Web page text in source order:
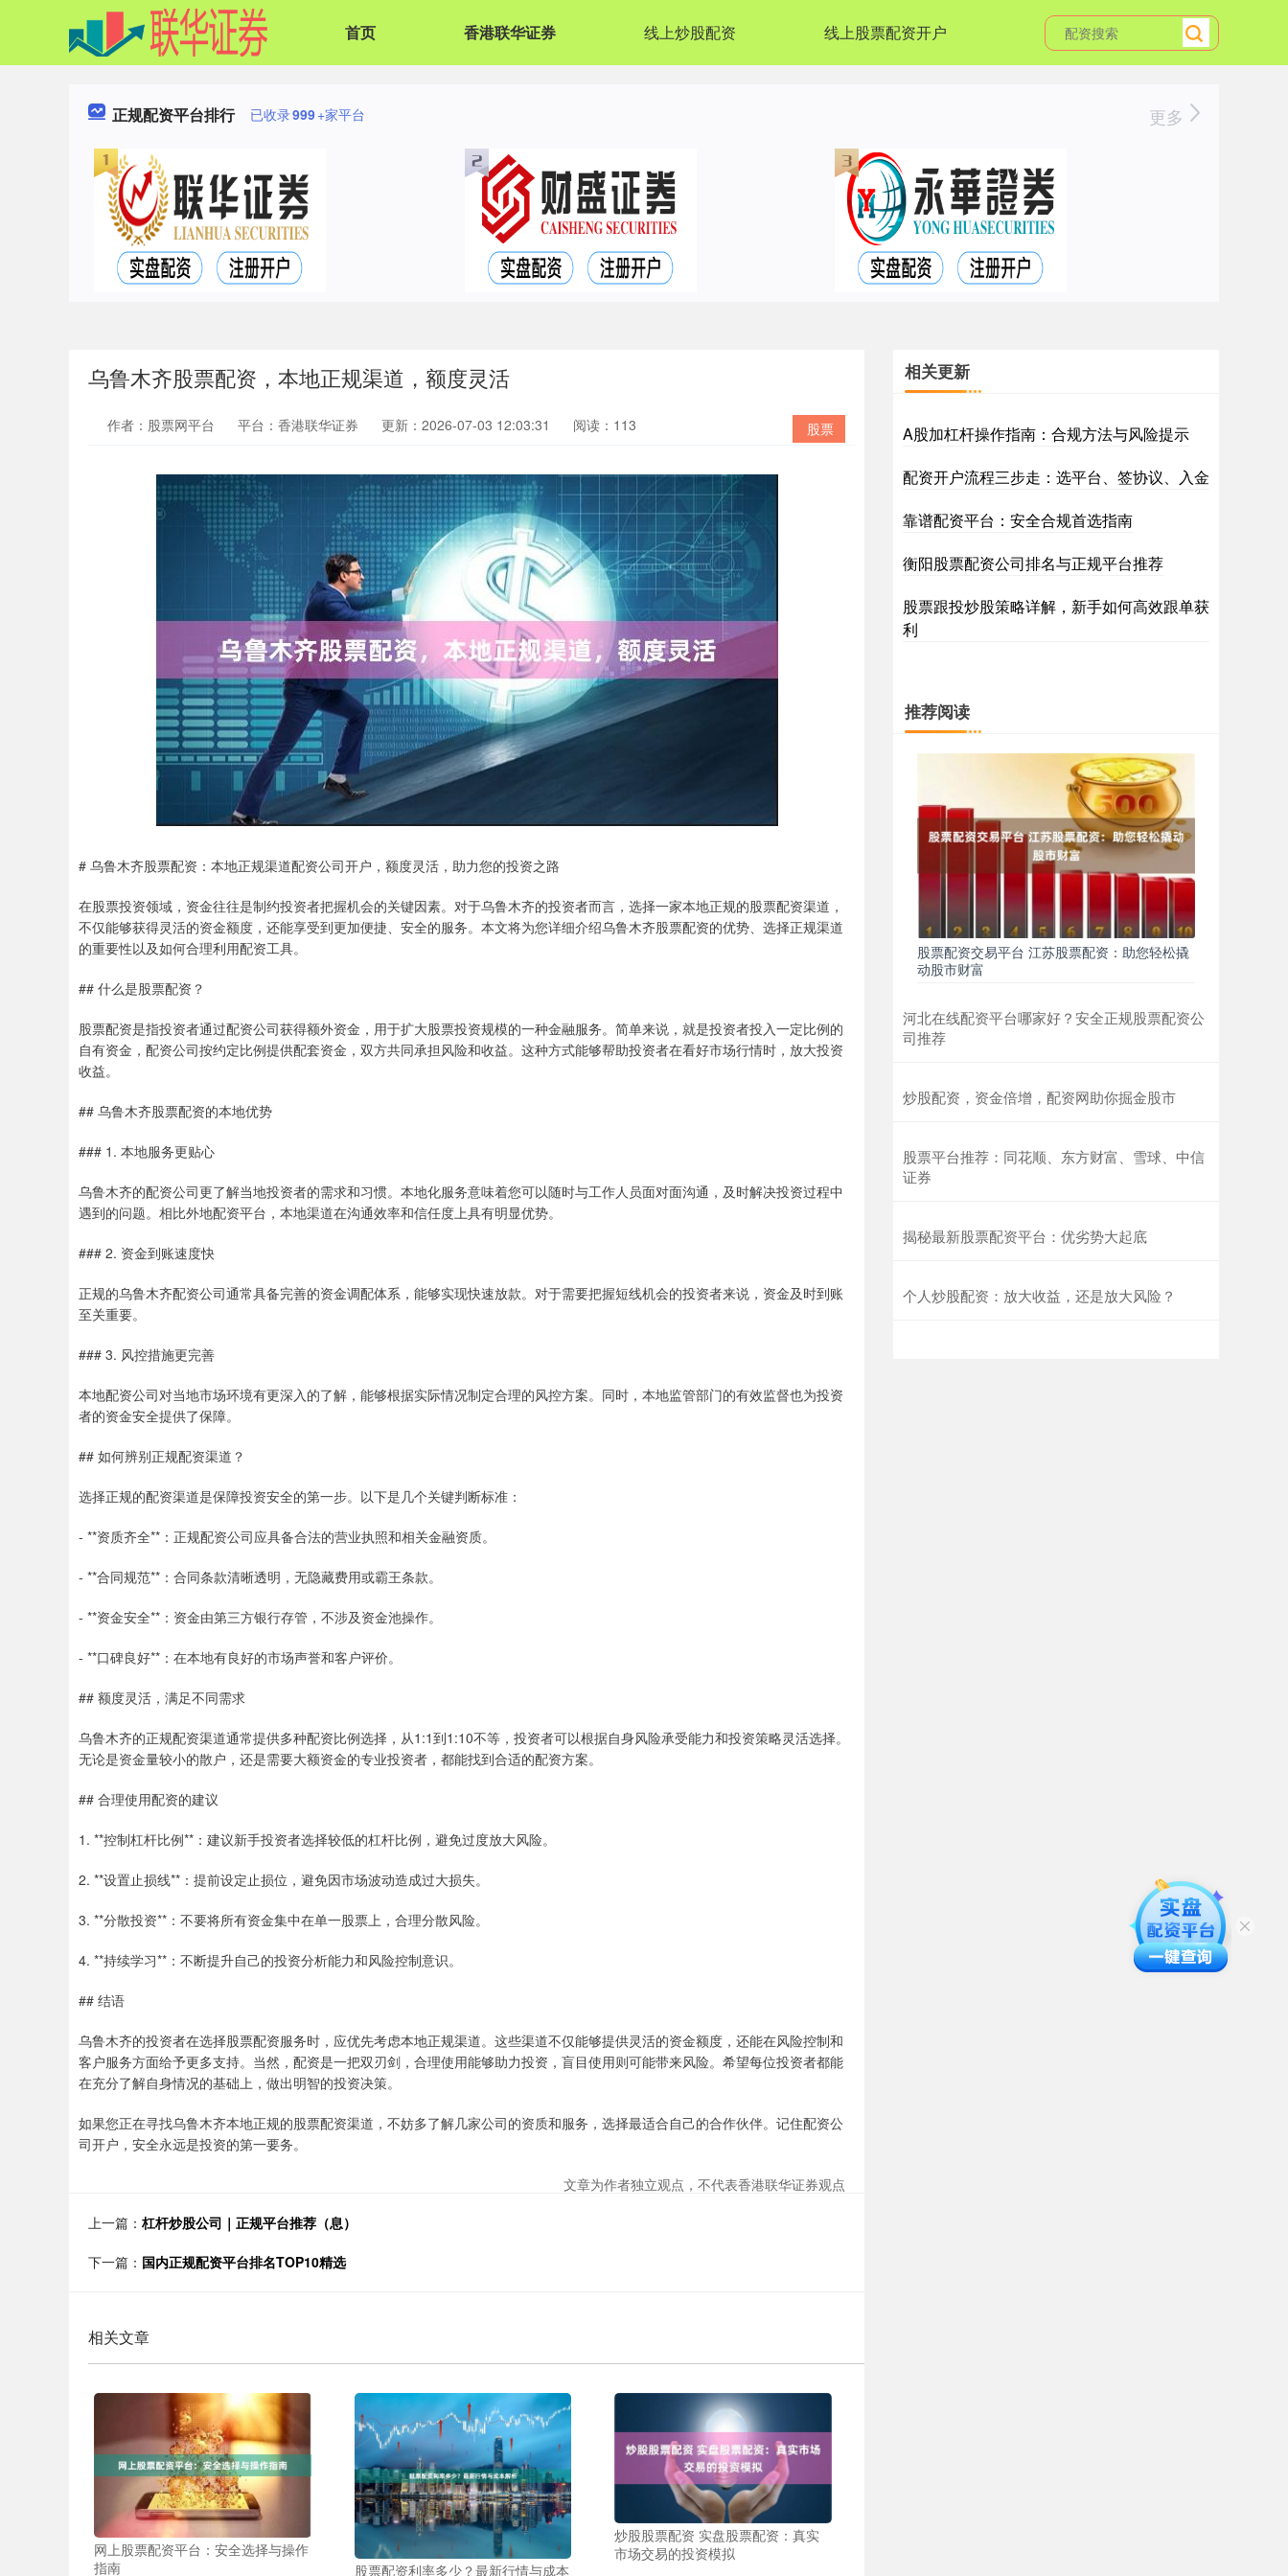
首页 香港联华证券 线上炒股配资 线上股票配资开户
正规配资平台排行 已收录999+家平台 更多
乌鲁木齐股票配资，本地正规渠道，额度灵活
股票
作者：股票网平台 平台：香港联华证券 更新：2026-07-03 12:03:31 阅读：113
# 乌鲁木齐股票配资：本地正规渠道配资公司开户，额度灵活，助力您的投资之路
在股票投资领域，资金往往是制约投资者把握机会的关键因素。对于乌鲁木齐的投资者而言，选择一家本地正规的股票配资渠道，
不仅能够获得灵活的资金额度，还能享受到更加便捷、安全的服务。本文将为您详细介绍乌鲁木齐股票配资的优势、选择正规渠道
的重要性以及如何合理利用配资工具。
## 什么是股票配资？
股票配资是指投资者通过配资公司获得额外资金，用于扩大股票投资规模的一种金融服务。简单来说，就是投资者投入一定比例的
自有资金，配资公司按约定比例提供配套资金，双方共同承担风险和收益。这种方式能够帮助投资者在看好市场行情时，放大投资
收益。
## 乌鲁木齐股票配资的本地优势
### 1. 本地服务更贴心
乌鲁木齐的配资公司更了解当地投资者的需求和习惯。本地化服务意味着您可以随时与工作人员面对面沟通，及时解决投资过程中
遇到的问题。相比外地配资平台，本地渠道在沟通效率和信任度上具有明显优势。
### 2. 资金到账速度快
正规的乌鲁木齐配资公司通常具备完善的资金调配体系，能够实现快速放款。对于需要把握短线机会的投资者来说，资金及时到账
至关重要。
### 3. 风控措施更完善
本地配资公司对当地市场环境有更深入的了解，能够根据实际情况制定合理的风控方案。同时，本地监管部门的有效监督也为投资
者的资金安全提供了保障。
## 如何辨别正规配资渠道？
选择正规的配资渠道是保障投资安全的第一步。以下是几个关键判断标准：
- **资质齐全**：正规配资公司应具备合法的营业执照和相关金融资质。
- **合同规范**：合同条款清晰透明，无隐藏费用或霸王条款。
- **资金安全**：资金由第三方银行存管，不涉及资金池操作。
- **口碑良好**：在本地有良好的市场声誉和客户评价。
## 额度灵活，满足不同需求
乌鲁木齐的正规配资渠道通常提供多种配资比例选择，从1:1到1:10不等，投资者可以根据自身风险承受能力和投资策略灵活选择。
无论是资金量较小的散户，还是需要大额资金的专业投资者，都能找到合适的配资方案。
## 合理使用配资的建议
1. **控制杠杆比例**：建议新手投资者选择较低的杠杆比例，避免过度放大风险。
2. **设置止损线**：提前设定止损位，避免因市场波动造成过大损失。
3. **分散投资**：不要将所有资金集中在单一股票上，合理分散风险。
4. **持续学习**：不断提升自己的投资分析能力和风险控制意识。
## 结语
乌鲁木齐的投资者在选择股票配资服务时，应优先考虑本地正规渠道。这些渠道不仅能够提供灵活的资金额度，还能在风险控制和
客户服务方面给予更多支持。当然，配资是一把双刃剑，合理使用能够助力投资，盲目使用则可能带来风险。希望每位投资者都能
在充分了解自身情况的基础上，做出明智的投资决策。
如果您正在寻找乌鲁木齐本地正规的股票配资渠道，不妨多了解几家公司的资质和服务，选择最适合自己的合作伙伴。记住配资公
司开户，安全永远是投资的第一要务。
文章为作者独立观点，不代表香港联华证券观点
上一篇： 杠杆炒股公司｜正规平台推荐（息）
下一篇： 国内正规配资平台排名TOP10精选
相关文章
网上股票配资平台：安全选择与操作
指南
股票配资利率多少？最新行情与成本
炒股股票配资 实盘股票配资：真实
市场交易的投资模拟
相关更新
A股加杠杆操作指南：合规方法与风险提示
配资开户流程三步走：选平台、签协议、入金
靠谱配资平台：安全合规首选指南
衡阳股票配资公司排名与正规平台推荐
股票跟投炒股策略详解，新手如何高效跟单获
利
推荐阅读
股票配资交易平台 江苏股票配资：助您轻松撬
动股市财富
河北在线配资平台哪家好？安全正规股票配资公
司推荐
炒股配资，资金倍增，配资网助你掘金股市
股票平台推荐：同花顺、东方财富、雪球、中信
证券
揭秘最新股票配资平台：优劣势大起底
个人炒股配资：放大收益，还是放大风险？